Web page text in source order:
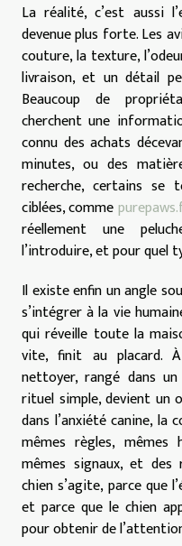
La réalité, c’est aussi
devenue plus forte. Les
couture, la texture,
livraison, et un détail
Beaucoup de
cherchent une
connu des achats
minutes, ou des
recherche, certains se
ciblées, comme
réellement une
l’introduire, et pour quel
Il existe enfin un angle
s’intégrer à la vie
qui réveille toute la
vite, finit au placard.
nettoyer, rangé dans
rituel simple, devient un
dans l’anxiété canine, la
mêmes règles, mêmes
mêmes signaux, et des
chien s’agite, parce que
et parce que le chien
pour obtenir de